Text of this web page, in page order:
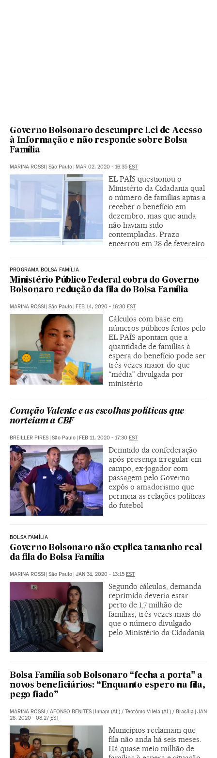
Governo Bolsonaro descumpre Lei de Acesso
à Informação e não responde sobre Bolsa
Família
MARINA ROSSI São Paulo MAR 02, 2020 - 16:35 EST
EL PAÍS questionou o
Ministério da Cidadania qual
o número de famílias aptas a
receber o benefício em
dezembro, mas que ainda
não haviam sido
contempladas. Prazo
encerrou em 28 de fevereiro
PROGRAMA BOLSA FAMÍLIA
Ministério Público Federal cobra do Governo
Bolsonaro redução da fila do Bolsa Família
MARINA ROSSI São Paulo FEB 14, 2020 - 16:30 EST
Cálculos com base em
números públicos feitos pelo
EL PAÍS apontam que a
quantidade de famílias à
espera do benefício pode ser
três vezes maior do que
“média” divulgada por
ministério
Coração Valente e as escolhas políticas que
norteiam a CBF
BREILLER PIRES São Paulo FEB 11, 2020 - 17:30 EST
Demitido da confederação
após presença irregular em
campo, ex-jogador com
passagem pelo Governo
expôs o amadorismo que
permeia as relações políticas
do futebol
BOLSA FAMÍLIA
Governo Bolsonaro não explica tamanho real
da fila do Bolsa Família
MARINA ROSSI São Paulo JAN 31, 2020 - 13:15 EST
Segundo cálculos, demanda
reprimida deveria estar
perto de 1,7 milhão de
famílias, três vezes mais do
que o número divulgado
pelo Ministério da Cidadania
Bolsa Família sob Bolsonaro “fecha a porta” a
novos beneficiários: “Enquanto espero na fila,
pego fiado”
MARINA ROSSI / AFONSO BENITES | Inhapi (AL) / Teotônio Vilela (AL) / Brasília | JAN
28, 2020 - 08:27EST
Municípios reclamam que
fila não anda há seis meses.
Há quase meio milhão de